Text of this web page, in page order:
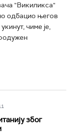
"Викиликса"
одбацио његов
чиме је,
због